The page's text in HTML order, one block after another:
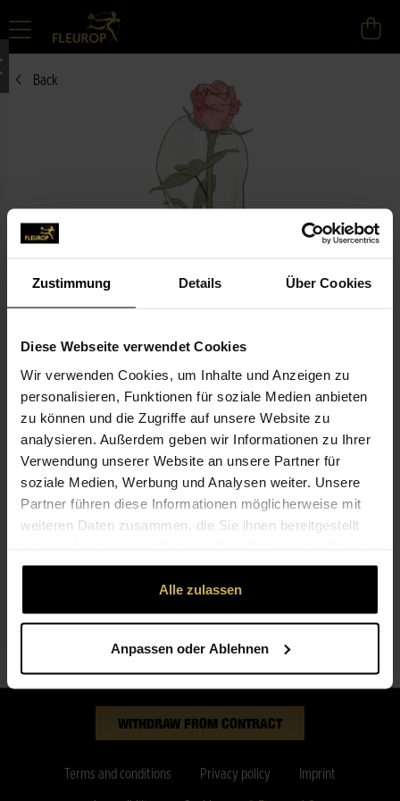
Zustimmung Details Über Cookies
Diese Webseite verwendet Cookies
Wir verwenden Cookies, um Inhalte und Anzeigen zu
personalisieren, Funktionen für soziale Medien anbieten
zu können und die Zugriffe auf unsere Website zu
analysieren. Außerdem geben wir Informationen zu Ihrer
Verwendung unserer Website an unsere Partner für
soziale Medien, Werbung und Analysen weiter. Unsere
Partner führen diese Informationen möglicherweise mit
weiteren Daten zusammen, die Sie ihnen bereitgestellt
gesammelt haben.
Alle zulassen
Anpassen oder Ablehnen
Back
Single Rose
DESCRIPTION
MATCHES THE BOUQUET
WITHDRAW FROM CONTRACT
Terms and conditions Privacy policy Imprint